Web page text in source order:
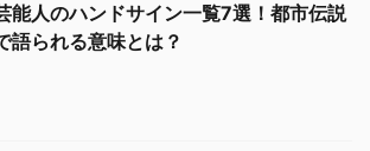
能人のハンドサイン一覧7選！都市伝説
語られる意味とは？